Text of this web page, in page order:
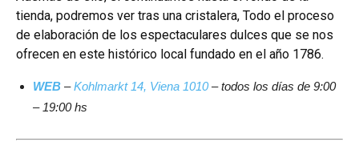
tienda, podremos ver tras una cristalera, Todo el proceso
de elaboración de los espectaculares dulces que se nos
ofrecen en este histórico local fundado en el año 1786.
WEB –Kohlmarkt 14, Viena 1010– todos los días de 9:00
– 19:00 hs